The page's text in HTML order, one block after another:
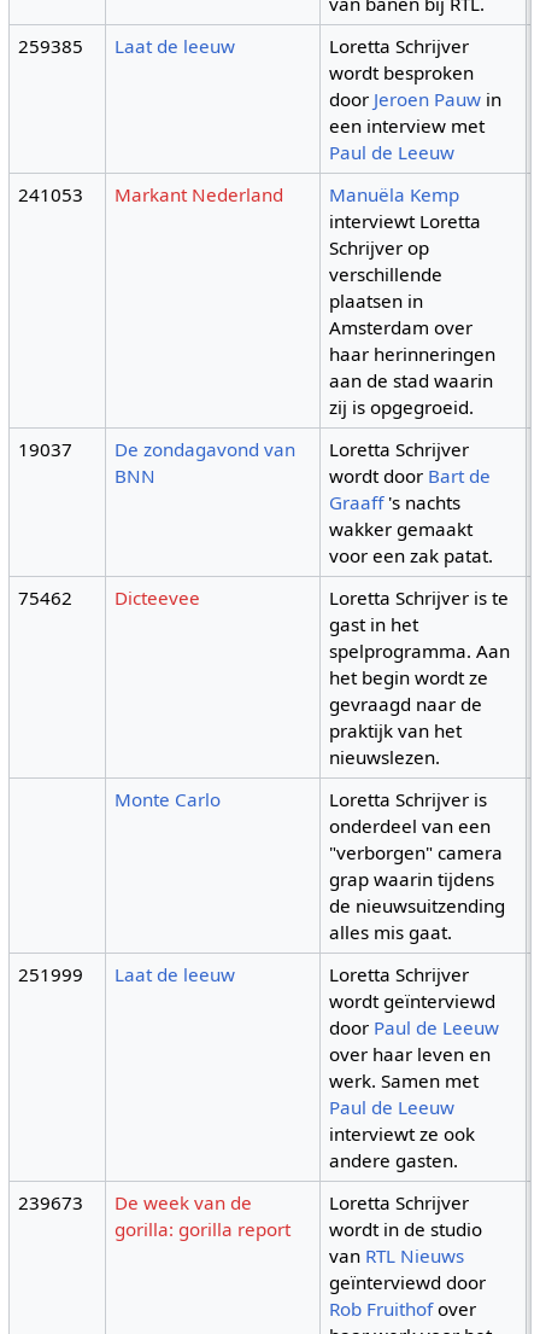
259385 Laat de leeuw
Loretta Schrijver
wordt besproken
door Jeroen Pauw in
een interview met
Paul de Leeuw
241053 Markant Nederland
Manuëla Kemp
interviewt Loretta
Schrijver op
verschillende
plaatsen in
Amsterdam over
haar herinneringen
aan de stad waarin
zij is opgegroeid.
19037
De zondagavond van
BNN
Loretta Schrijver
wordt door Bart de
Graaff's nachts
wakker gemaakt
voor een zak patat.
75462 Dicteevee
Loretta Schrijver is te
gast in het
spelprogramma. Aan
het begin wordt ze
gevraagd naar de
praktijk van het
nieuwslezen.
Monte Carlo
Loretta Schrijver is
onderdeel van een
"verborgen" camera
grap waarin tijdens
de nieuwsuitzending
alles mis gaat.
251999 Laat de leeuw
Loretta Schrijver
wordt geïnterviewd
door Paul de Leeuw
over haar leven en
werk. Samen met
Paul de Leeuw
interviewt ze ook
andere gasten.
239673
De week van de
gorilla: gorilla report
Loretta Schrijver
wordt in de studio
van RTL Nieuws
geïnterviewd door
Rob Fruithofover